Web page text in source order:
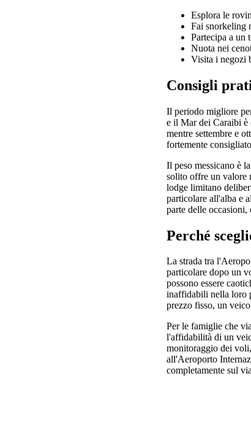
Esplora le
Fai snorkeling
Partecipa a un
Nuota nei
Visita i negozi
Consigli
Il periodo migliore
e il Mar dei Caraibi è
mentre settembre e
fortemente
Il peso messicano è
solito offre un valore
lodge limitano
particolare all'alba e
parte delle
Perché
La strada tra
particolare dopo un
possono essere
inaffidabili nella loro
prezzo fisso, un
Per le famiglie che
l'affidabilità di un
monitoraggio dei
all'Aeroporto
completamente sul